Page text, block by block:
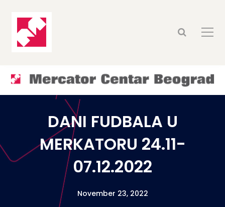
DANI FUDBALA U
MERKATORU 24.11-
07.12.2022
November 23, 2022